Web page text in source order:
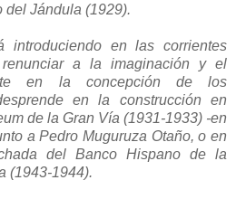
del Jándula (1929).
en las corrientes
a la imaginación y el
en la concepción de los
en la construcción en
de la Gran Vía (1931-1933) -en
a Pedro Muguruza Otaño, o en
del Banco Hispano de la
(1943-1944).